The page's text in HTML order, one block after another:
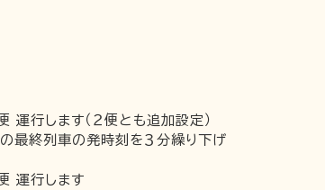
行します（２便とも追加設定）
最終列車の発時刻を３分繰り下げ
運行します